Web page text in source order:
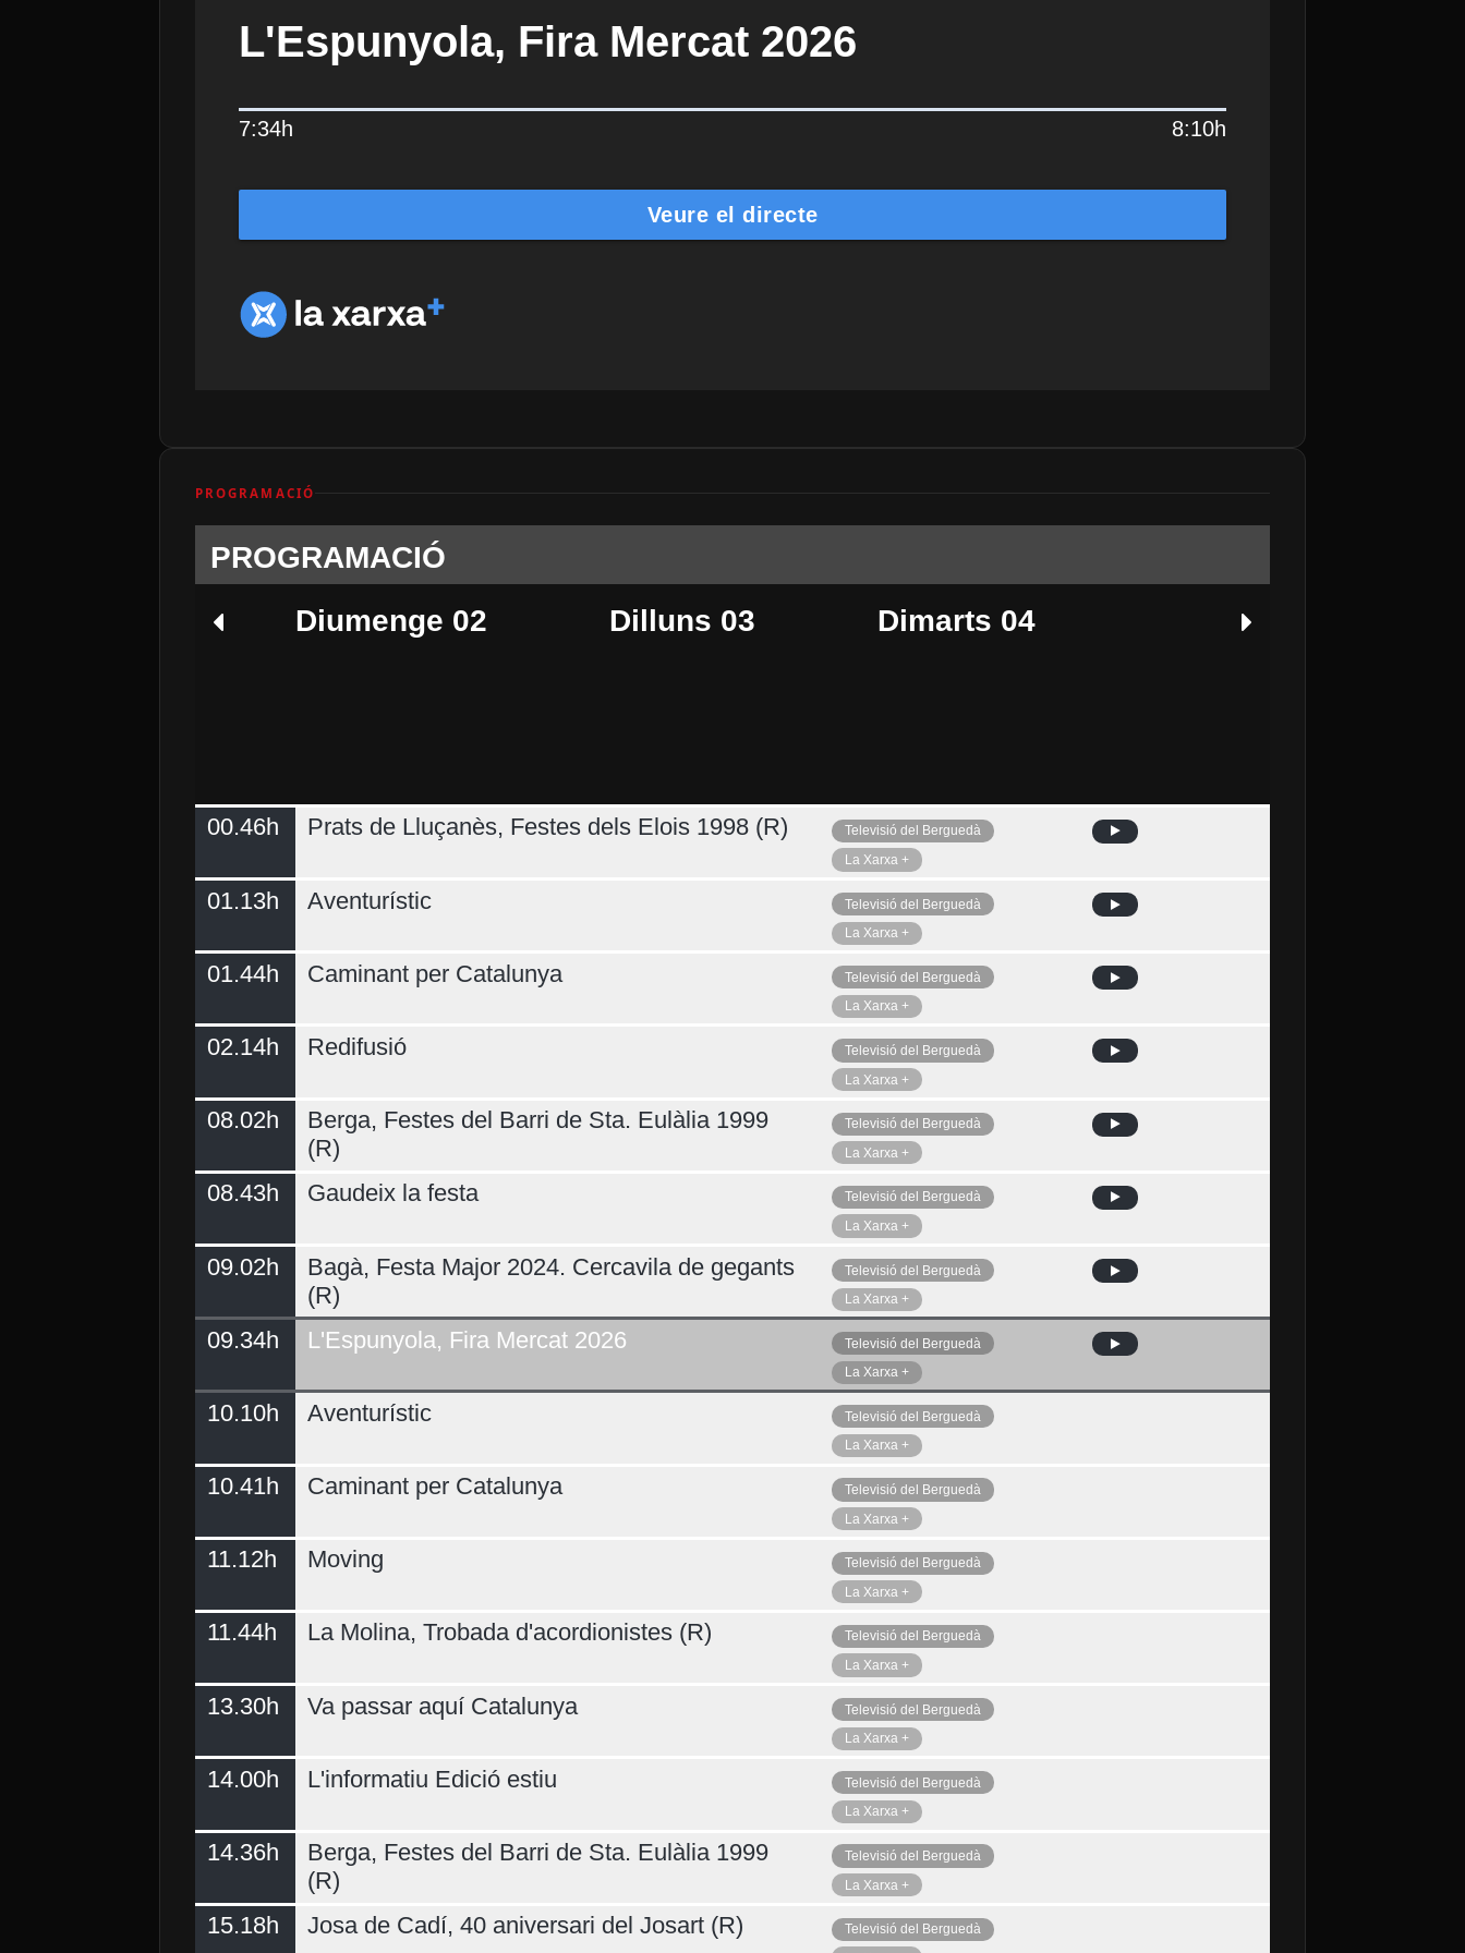
L'Espunyola, Fira Mercat 2026
7:34h 8:10h
Veure el directe
PROGRAMACIÓ
PROGRAMACIÓ
Diumenge 02
Dilluns 03 Dimarts 04
Dimecres 05 Dijous 06 Ahir Avui
Demà
00.46h Prats de Lluçanès, Festes dels Elois 1998 (R)
Televisió del Berguedà
La Xarxa +
01.13h Aventurístic
Televisió del Berguedà
La Xarxa +
01.44h Caminant per Catalunya
Televisió del Berguedà
La Xarxa +
02.14h Redifusió
Televisió del Berguedà
La Xarxa +
08.02h
Berga, Festes del Barri de Sta. Eulàlia 1999
(R)
Televisió del Berguedà
La Xarxa +
08.43h Gaudeix la festa
Televisió del Berguedà
La Xarxa +
09.02h
Bagà, Festa Major 2024. Cercavila de gegants
(R)
Televisió del Berguedà
La Xarxa +
09.34h L'Espunyola, Fira Mercat 2026
Televisió del Berguedà
La Xarxa +
10.10h Aventurístic
Televisió del Berguedà
La Xarxa +
10.41h Caminant per Catalunya
Televisió del Berguedà
La Xarxa +
11.12h Moving
Televisió del Berguedà
La Xarxa +
11.44h La Molina, Trobada d'acordionistes (R)
Televisió del Berguedà
La Xarxa +
13.30h Va passar aquí Catalunya
Televisió del Berguedà
La Xarxa +
14.00h L'informatiu Edició estiu
Televisió del Berguedà
La Xarxa +
14.36h
Berga, Festes del Barri de Sta. Eulàlia 1999
(R)
Televisió del Berguedà
La Xarxa +
15.18h Josa de Cadí, 40 aniversari del Josart (R)
Televisió del Berguedà